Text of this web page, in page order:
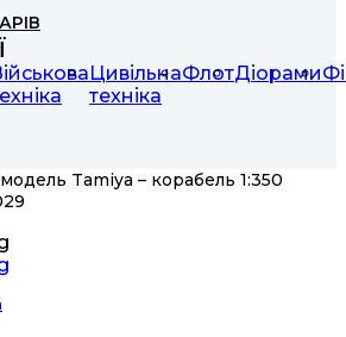
Цивільна
техніка
ФлотДіорами
Tamiya – корабель 1:350